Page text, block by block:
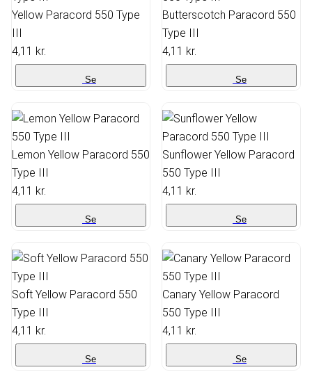
Yellow Paracord 550 Type
III
4,11 kr.
Se
Butterscotch Paracord 550
Type III
4,11 kr.
Se
Lemon Yellow Paracord 550
Type III
4,11 kr.
Se
Sunflower Yellow Paracord
550 Type III
4,11 kr.
Se
Soft Yellow Paracord 550
Type III
4,11 kr.
Se
Canary Yellow Paracord
550 Type III
4,11 kr.
Se